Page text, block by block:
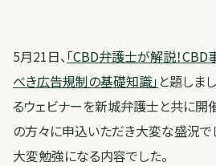
5月21日、「CBD弁護士が解説！
べき広告規制の基礎知識」 と題しま
るウェビナーを新城弁護士と共に開
の方々に申込いただき大変な盛況で
大変勉強になる内容でした。